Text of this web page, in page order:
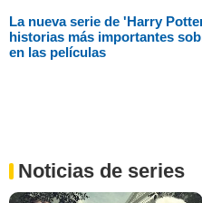
La nueva serie de 'Harry
historias más importantes
en las películas
Noticias de series